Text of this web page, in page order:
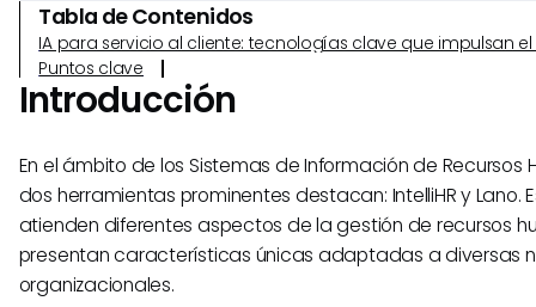
Tabla de Contenidos
IA para servicio al cliente: tecnologías clave que impulsan
Puntos clave
Introducción
En el ámbito de los Sistemas de Información de Recursos
dos herramientas prominentes destacan: IntelliHR y Lano.
atienden diferentes aspectos de la gestión de recursos
presentan características únicas adaptadas a diversas
organizacionales.